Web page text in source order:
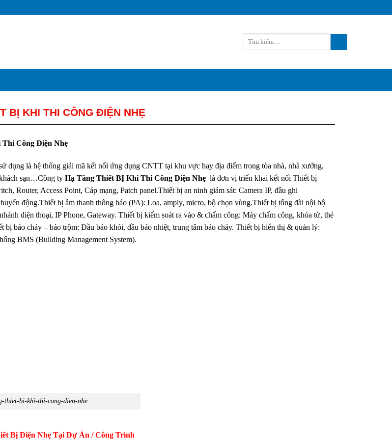
BỊ KHI THI CÔNG ĐIỆN NHẸ
Công Điện Nhẹ
dụng là hệ thống giải mã kết nối ứng dụng CNTT tại khu vực hay địa điểm trong tòa nhà, nhà xưởng,
sạn…Công ty Hạ Tầng Thiết BỊ Khi Thi Công Điện Nhẹ là đơn vị triển khai kết nối Thiết bị
Router, Access Point, Cáp mạng, Patch panel.Thiết bị an ninh giám sát: Camera IP, đầu ghi
động.Thiết bị âm thanh thông báo (PA): Loa, amply, micro, bộ chọn vùng.Thiết bị tổng đài nội bộ
điện thoại, IP Phone, Gateway. Thiết bị kiểm soát ra vào & chấm công: Máy chấm công, khóa từ, thẻ
bị báo cháy – báo trộm: Đầu báo khói, đầu báo nhiệt, trung tâm báo cháy. Thiết bị hiển thị & quản lý:
BMS (Building Management System).
thiet-bi-khi-thi-cong-dien-nhe
Bị Điện Nhẹ Tại Dự Án / Công Trình